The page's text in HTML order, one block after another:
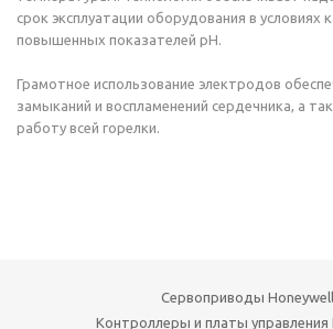
срок эксплуатации оборудования в условиях
повышенных показателей рН.
Грамотное использование электродов
замыканий и воспламенений сердечника, а
работу всей горелки.
Сервоприводы Honeywell
Контроллеры и платы управления